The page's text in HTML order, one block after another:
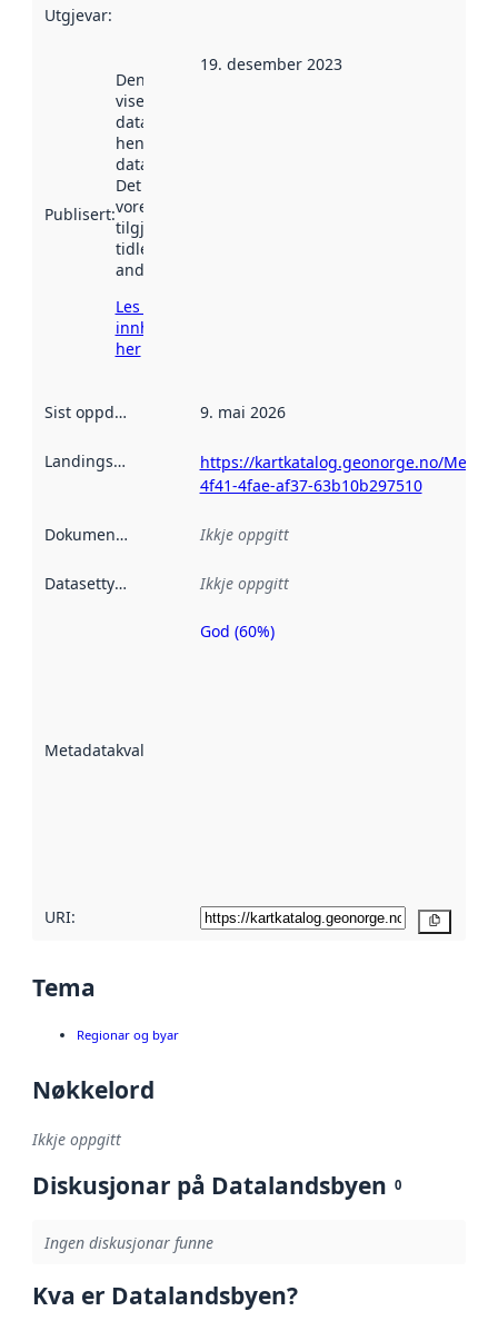
Utgjevar:
Publisert:
Denne datoen
viser når
datasettet vart
henta inn av
data.norge.no.
Det kan ha
vore
tilgjengeleg
tidlegare
andre stader.
Les meir om
innhenting
her
19. desember 2023
Sist oppdatert 9. mai 2026
Landingsside
https://kartkatalog.geonorge.no/
4f41-4fae-af37-63b10b297510
Dokumentasjon Ikkje oppgitt
Datasettype Ikkje oppgitt
Metadatakvalitet
Metadatakvalitet
God (60%)
URI:
Tema
Regionar og byar
Nøkkelord
Ikkje oppgitt
Diskusjonar på Datalandsbyen 0
Ingen diskusjonar funne
Kva er Datalandsbyen?